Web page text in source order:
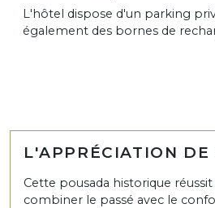
L'hôtel dispose d'un parking
également des bornes de
L'APPRÉCIATION DE
Cette pousada historique
combiner le passé avec le